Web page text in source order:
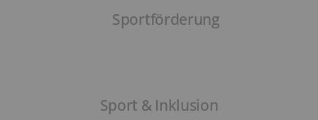
Sportförderung
Sport & Inklusion